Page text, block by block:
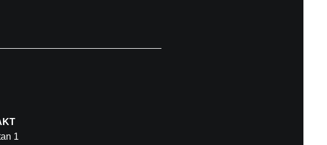
1